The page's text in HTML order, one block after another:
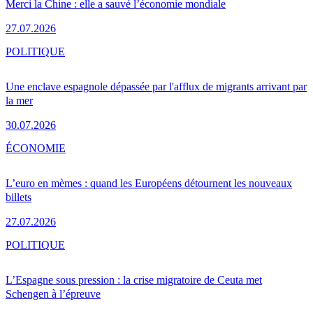
Merci la Chine : elle a sauvé l’économie mondiale
27.07.2026
Une enclave espagnole dépassée par l'afflux de migrants arrivant par
la mer
30.07.2026
POLITIQUE
L’euro en mèmes : quand les Européens détournent les nouveaux
billets
27.07.2026
ÉCONOMIE
L’Espagne sous pression : la crise migratoire de Ceuta met
Schengen à l’épreuve
POLITIQUE